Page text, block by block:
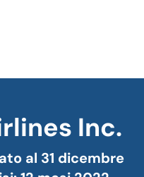
Inc.
al 31 dicembre